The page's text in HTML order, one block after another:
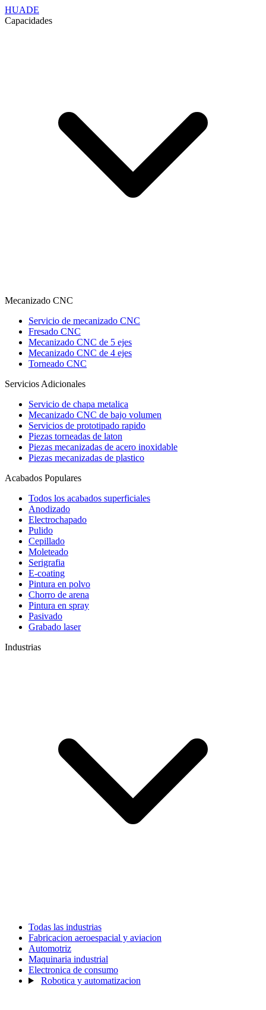
HUADE
Capacidades
Mecanizado CNC
Servicio de mecanizado CNC
Fresado CNC
Mecanizado CNC de 5 ejes
Mecanizado CNC de 4 ejes
Torneado CNC
Servicios Adicionales
Servicio de chapa metalica
Mecanizado CNC de bajo volumen
Servicios de prototipado rapido
Piezas torneadas de laton
Piezas mecanizadas de acero inoxidable
Piezas mecanizadas de plastico
Acabados Populares
Todos los acabados superficiales
Anodizado
Electrochapado
Pulido
Cepillado
Moleteado
Serigrafia
E-coating
Pintura en polvo
Chorro de arena
Pintura en spray
Pasivado
Grabado laser
Industrias
Todas las industrias
Fabricacion aeroespacial y aviacion
Automotriz
Maquinaria industrial
Electronica de consumo
Robotica y automatizacion